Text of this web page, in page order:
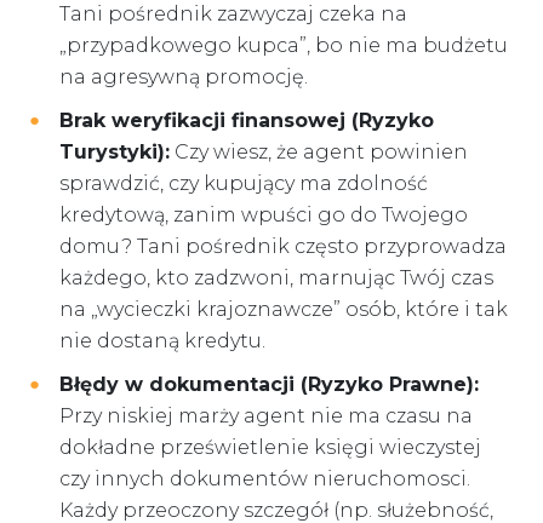
Tani pośrednik zazwyczaj czeka na
„przypadkowego kupca”, bo nie ma budżetu
na agresywną promocję.
Brak weryfikacji finansowej (Ryzyko
Turystyki): Czy wiesz, że agent powinien
sprawdzić, czy kupujący ma zdolność
kredytową, zanim wpuści go do Twojego
domu? Tani pośrednik często przyprowadza
każdego, kto zadzwoni, marnując Twój czas
na „wycieczki krajoznawcze” osób, które i tak
nie dostaną kredytu.
Błędy w dokumentacji (Ryzyko Prawne):
Przy niskiej marży agent nie ma czasu na
dokładne prześwietlenie księgi wieczystej
czy innych dokumentów nieruchomosci.
Każdy przeoczony szczegół (np. służebność,